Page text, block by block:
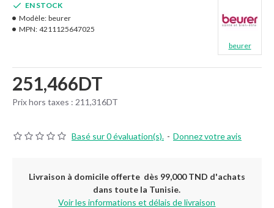
Basé sur 0 évaluation(s). - Donnez votre avis
251,466DT
Prix hors taxes : 211,316DT
EN STOCK
Modèle: beurer
MPN: 4211125647025
beurer
Livraison à domicile offerte dès 99,000 TND d'achats
dans toute la Tunisie.
Voir les informations et délais de livraison